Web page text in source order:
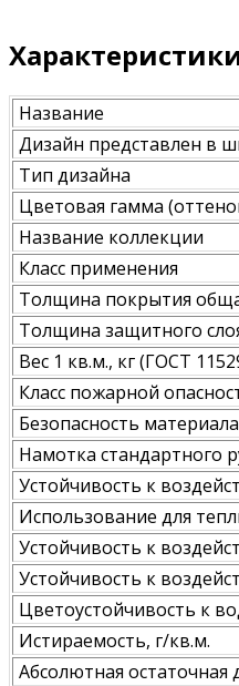
Название
Дизайн представлен в
Тип дизайна
Цветовая гамма
Название коллекции
Класс применения
Толщина покрытия
Толщина защитного
Вес 1 кв.м., кг (ГОСТ
Класс пожарной
Безопасность
Намотка стандартного
Устойчивость к
Использование для
Устойчивость к
Устойчивость к
Цветоустойчивость к
Истираемость, г/кв.м.
Абсолютная